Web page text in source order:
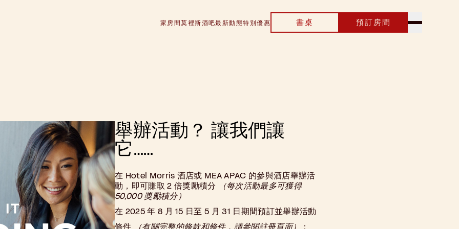
家房間莫裡斯酒吧最新動態特別優惠 書桌 預訂房間
舉辦活動？ 讓我們讓
它……
在 Hotel Morris 酒店或 MEA APAC 的參與酒店舉辦活
動，即可賺取 2 倍獎勵積分 （每次活動最多可獲得
50,000 獎勵積分）
在 2025 年 8 月 15 日至 5 月 31 日期間預訂並舉辦活動